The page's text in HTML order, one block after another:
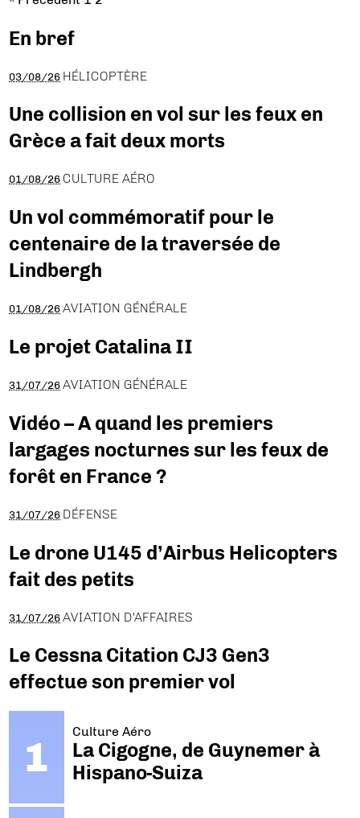
En bref
03/08/26 HÉLICOPTÈRE
Une collision en vol sur les feux en
Grèce a fait deux morts
01/08/26 CULTURE AÉRO
Un vol commémoratif pour le
centenaire de la traversée de
Lindbergh
01/08/26 AVIATION GÉNÉRALE
Le projet Catalina II
31/07/26 AVIATION GÉNÉRALE
Vidéo – A quand les premiers
largages nocturnes sur les feux de
forêt en France ?
31/07/26 DÉFENSE
Le drone U145 d’Airbus Helicopters
fait des petits
31/07/26 AVIATION D'AFFAIRES
Le Cessna Citation CJ3 Gen3
effectue son premier vol
Culture Aéro
La Cigogne, de Guynemer à
Hispano-Suiza